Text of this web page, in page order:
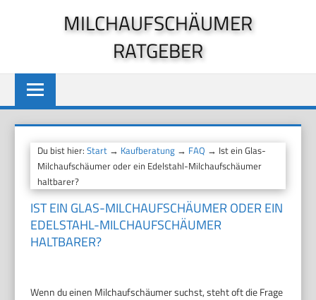
MILCHAUFSCHÄUMER
RATGEBER
Du bist hier:Start → Kaufberatung → FAQ → Ist ein Glas-
Milchaufschäumer oder ein Edelstahl-Milchaufschäumer
haltbarer?
IST EIN GLAS-MILCHAUFSCHÄUMER ODER EIN
EDELSTAHL-MILCHAUFSCHÄUMER
HALTBARER?
Wenn du einen Milchaufschäumer suchst, steht oft die Frage